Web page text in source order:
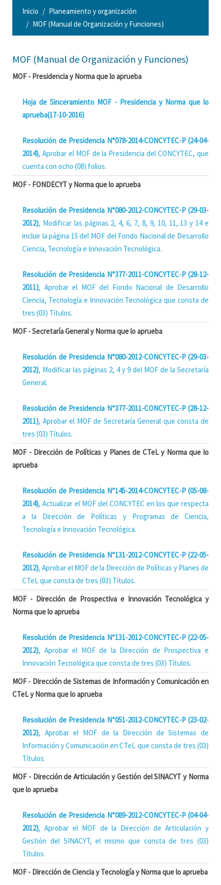
Inicio
Planeamiento y organización
MOF (Manual de Organización y Funciones)
MOF (Manual de Organización y Funciones)
MOF - Presidencia y Norma que lo aprueba
Hoja de Sinceramiento MOF - Presidencia y Norma que lo
aprueba(17-10-2016)
Resolución de Presidencia N°078-2014-CONCYTEC-P (24-04-
2014), Aprobar el MOF de la Presidencia del CONCYTEC, que
cuenta con ocho (08) folios.
MOF - FONDECYT y Norma que lo aprueba
Resolución de Presidencia N°080-2012-CONCYTEC-P (29-03-
2012), Modificar las páginas 2, 4, 6, 7, 8, 9, 10, 11, 13 y 14 e
incluir la página 15 del MOF del Fondo Nacional de Desarrollo
Ciencia, Tecnología e Innovación Tecnológica.
Resolución de Presidencia N°377-2011-CONCYTEC-P (28-12-
2011), Aprobar el MOF del Fondo Nacional de Desarrollo
Ciencia, Tecnología e Innovación Tecnológica que consta de
tres (03) Títulos.
MOF - Secretaría General y Norma que lo aprueba
Resolución de Presidencia N°080-2012-CONCYTEC-P (29-03-
2012), Modificar las páginas 2, 4 y 9 del MOF de la Secretaría
General.
Resolución de Presidencia N°377-2011-CONCYTEC-P (28-12-
2011), Aprobar el MOF de Secretaría General que consta de
tres (03) Títulos.
MOF - Dirección de Políticas y Planes de CTeL y Norma que lo
aprueba
Resolución de Presidencia N°145-2014-CONCYTEC-P (05-08-
2014), Actualizar el MOF del CONCYTEC en los que respecta
a la Dirección de Políticas y Programas de Ciencia,
Tecnología e Innovación Tecnológica.
Resolución de Presidencia N°131-2012-CONCYTEC-P (22-05-
2012), Aprobar el MOF de la Dirección de Políticas y Planes de
CTeL que consta de tres (03) Títulos.
MOF - Dirección de Prospectiva e Innovación Tecnológica y
Norma que lo aprueba
Resolución de Presidencia N°131-2012-CONCYTEC-P (22-05-
2012), Aprobar el MOF de la Dirección de Prospectiva e
Innovación Tecnológica que consta de tres (03) Títulos.
MOF - Dirección de Sistemas de Información y Comunicación en
CTeL y Norma que lo aprueba
Resolución de Presidencia N°051-2012-CONCYTEC-P (23-02-
2012), Aprobar el MOF de la Dirección de Sistemas de
Información y Comunicación en CTeL que consta de tres (03)
Títulos.
MOF - Dirección de Articulación y Gestión del SINACYT y Norma
que lo aprueba
Resolución de Presidencia N°089-2012-CONCYTEC-P (04-04-
2012), Aprobar el MOF de la Dirección de Articulación y
Gestión del SINACYT, el mismo que consta de tres (03)
Títulos.
MOF - Dirección de Ciencia y Tecnología y Norma que lo aprueba